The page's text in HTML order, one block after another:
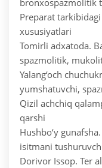
bronxospazmolitik
Preparat
xususiyatlari
Tomirli adxatoda.
spazmolitik,
Yalang‘och
yumshatuvchi,
Qizil achchiq
qarshi
Hushbo‘y
isitmani
Dorivor Issop. Ter